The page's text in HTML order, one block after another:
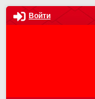
Войти